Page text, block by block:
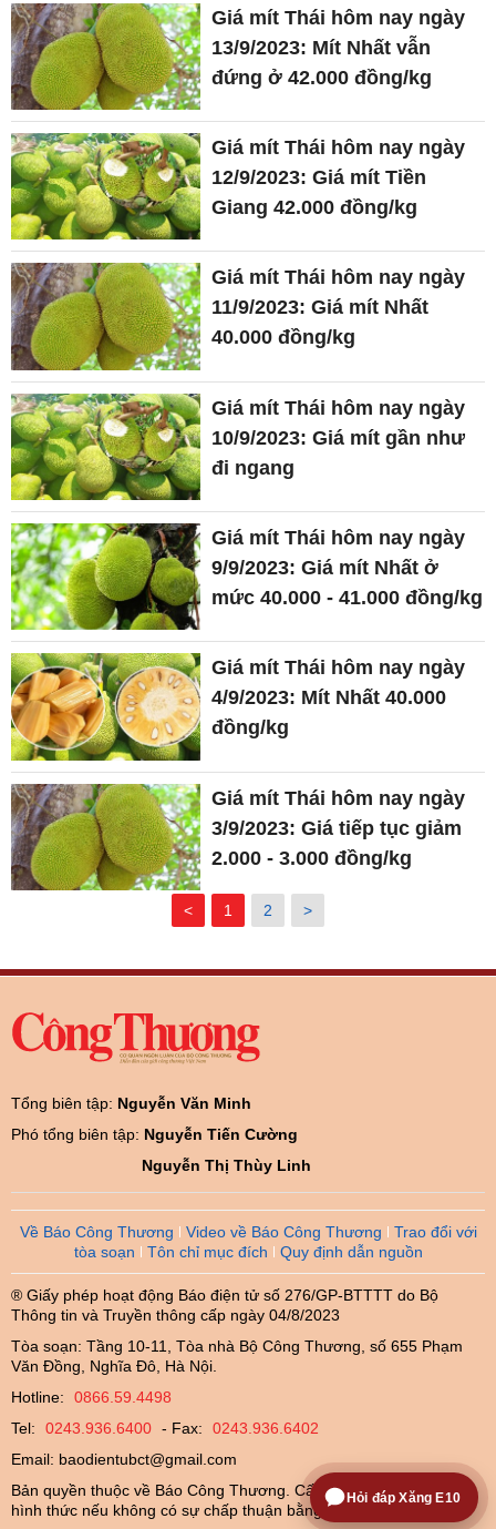
Giá mít Thái hôm nay ngày
13/9/2023: Mít Nhất vẫn
đứng ở 42.000 đồng/kg
Giá mít Thái hôm nay ngày
12/9/2023: Giá mít Tiền
Giang 42.000 đồng/kg
Giá mít Thái hôm nay ngày
11/9/2023: Giá mít Nhất
40.000 đồng/kg
Giá mít Thái hôm nay ngày
10/9/2023: Giá mít gần như
đi ngang
Giá mít Thái hôm nay ngày
9/9/2023: Giá mít Nhất ở
mức 40.000 - 41.000 đồng/kg
Giá mít Thái hôm nay ngày
4/9/2023: Mít Nhất 40.000
đồng/kg
Giá mít Thái hôm nay ngày
3/9/2023: Giá tiếp tục giảm
2.000 - 3.000 đồng/kg
< 1 2 >
Tổng biên tập: Nguyễn Văn Minh
Phó tổng biên tập: Nguyễn Tiến Cường
Nguyễn Thị Thùy Linh
Về Báo Công Thương Video về Báo Công Thương
Trao đổi với
tòa soạn
Tôn chỉ mục đích Quy định dẫn nguồn
® Giấy phép hoạt động Báo điện tử số 276/GP-BTTTT do Bộ
Thông tin và Truyền thông cấp ngày 04/8/2023
Tòa soạn: Tầng 10-11, Tòa nhà Bộ Công Thương, số 655 Phạm
Văn Đồng, Nghĩa Đô, Hà Nội.
Hotline:
0866.59.4498
Tel:
0243.936.6400 - Fax:
0243.936.6402
Email: baodientubct@gmail.com
Bản quyền thuộc về Báo Công Thương. Cấm sao chép dưới mọi
hình thức nếu không có sự chấp thuận bằng văn bản.
Hỏi đáp Xăng E10